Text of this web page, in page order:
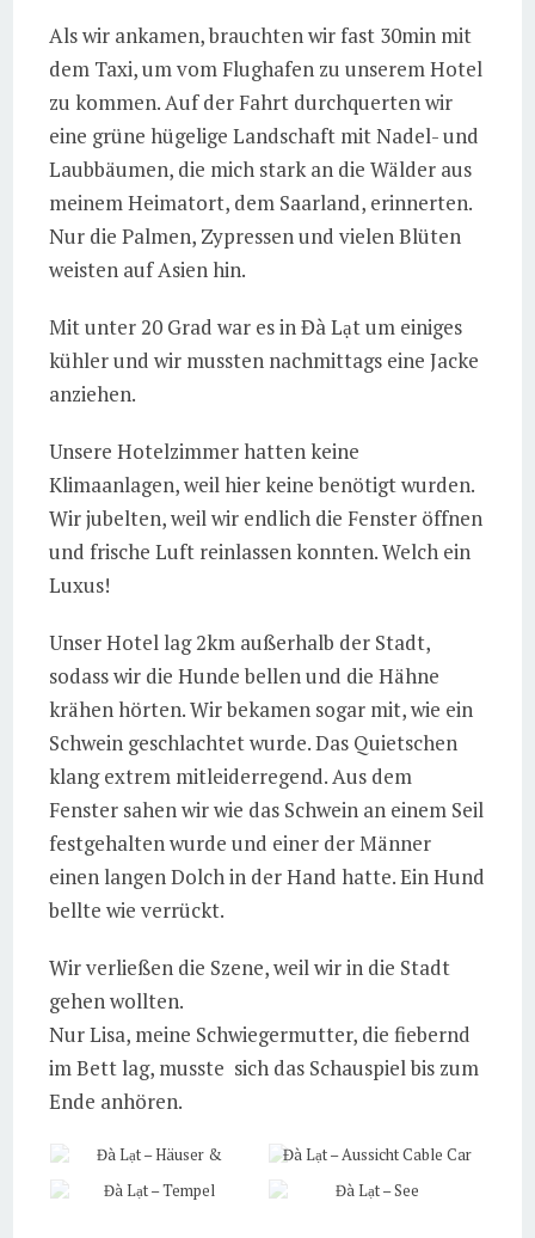
Als wir ankamen, brauchten wir fast 30min mit
dem Taxi, um vom Flughafen zu unserem Hotel
zu kommen. Auf der Fahrt durchquerten wir
eine grüne hügelige Landschaft mit Nadel- und
Laubbäumen, die mich stark an die Wälder aus
meinem Heimatort, dem Saarland, erinnerten.
Nur die Palmen, Zypressen und vielen Blüten
weisten auf Asien hin.
Mit unter 20 Grad war es in Đà Lạt um einiges
kühler und wir mussten nachmittags eine Jacke
anziehen.
Unsere Hotelzimmer hatten keine
Klimaanlagen, weil hier keine benötigt wurden.
Wir jubelten, weil wir endlich die Fenster öffnen
und frische Luft reinlassen konnten. Welch ein
Luxus!
Unser Hotel lag 2km außerhalb der Stadt,
sodass wir die Hunde bellen und die Hähne
krähen hörten. Wir bekamen sogar mit, wie ein
Schwein geschlachtet wurde. Das Quietschen
klang extrem mitleiderregend. Aus dem
Fenster sahen wir wie das Schwein an einem Seil
festgehalten wurde und einer der Männer
einen langen Dolch in der Hand hatte. Ein Hund
bellte wie verrückt.
Wir verließen die Szene, weil wir in die Stadt
gehen wollten.
Nur Lisa, meine Schwiegermutter, die fiebernd
im Bett lag, musste sich das Schauspiel bis zum
Ende anhören.
Đà Lạt – Häuser &
Landschaft
Đà Lạt – Aussicht Cable Car
Đà Lạt – Tempel
Đà Lạt – See